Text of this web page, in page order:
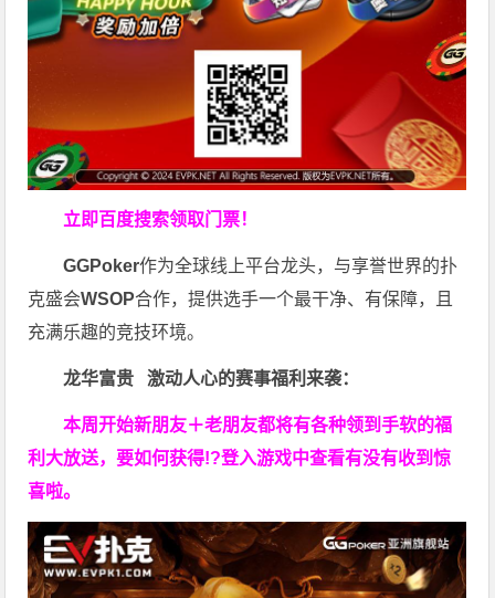
立即百度搜索领取门票！
GGPoker作为全球线上平台龙头，与享誉世界的扑
克盛会WSOP合作，提供选手一个最干净、有保障，且
充满乐趣的竞技环境。
龙华富贵 激动人心的赛事福利来袭：
本周开始新朋友＋老朋友都将有各种领到手软的福
利大放送，要如何获得!?登入游戏中查看有没有收到惊
喜啦。